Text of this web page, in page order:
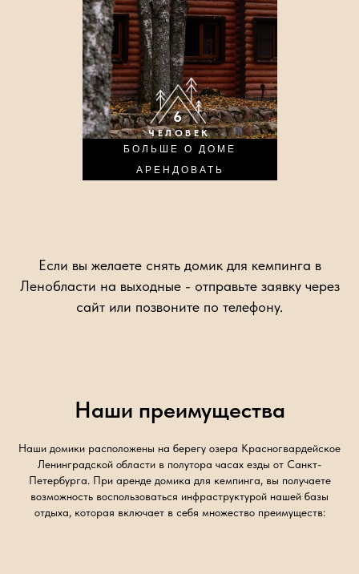
БОЛЬШЕ О ДОМЕ
АРЕНДОВАТЬ
6
ЧЕЛОВЕК
Если вы желаете снять домик для кемпинга в
Ленобласти на выходные - отправьте заявку через
сайт или позвоните по телефону.
Наши преимущества
Наши домики расположены на берегу озера Красногвардейское
Ленинградской области в полутора часах езды от Санкт-
Петербурга. При аренде домика для кемпинга, вы получаете
возможность воспользоваться инфраструктурой нашей базы
отдыха, которая включает в себя множество преимуществ: